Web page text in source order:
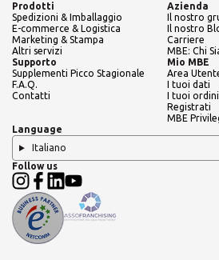
Prodotti
Spedizioni & Imballaggio
E-commerce & Logistica
Marketing & Stampa
Altri servizi
Azienda
Il nostro
Il nostro
Carriere
MBE: Chi
Supporto
Supplementi Picco Stagionale
F.A.Q.
Contatti
Mio MBE
Area
I tuoi dati
I tuoi ordini
Registrati
MBE
Language
Italiano
Follow us